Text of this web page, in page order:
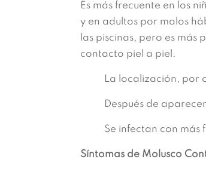
Es más frecuente en los
y en adultos por malos
las piscinas, pero es
contacto piel a piel.
La localización, por
Después de
Se infectan con más
Síntomas de Molusco